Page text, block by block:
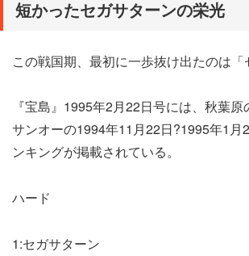
短かったセガサターンの栄光
この戦国期、最初に一歩抜け出たのは「
『宝島』1995年2月22日号には、秋葉
サンオーの1994年11月22日?1995年1月
ンキングが掲載されている。
ハード
1:セガサターン